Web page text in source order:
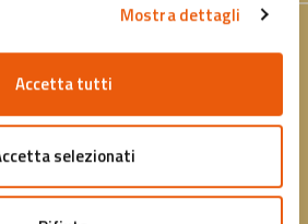
Mostra dettagli
Accetta tutti
selezionati
1 40124 Bologna